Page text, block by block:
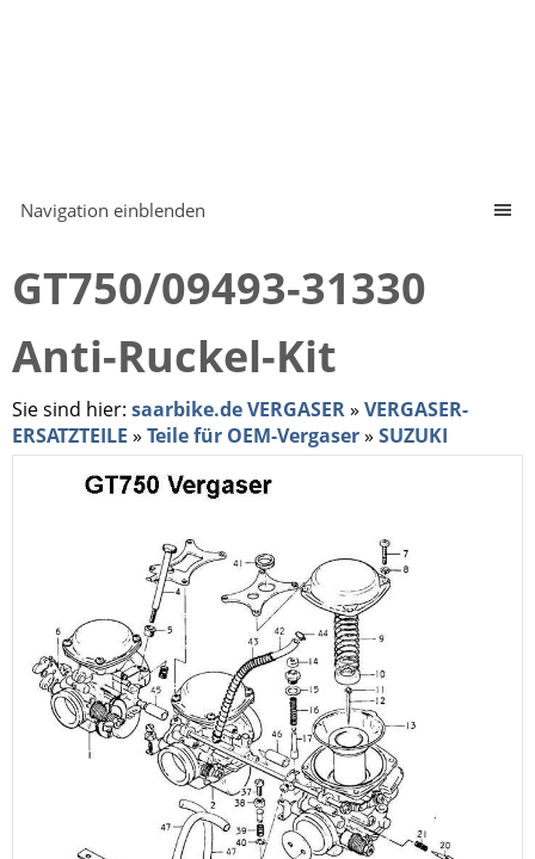
Navigation einblenden
GT750/09493-31330
Anti-Ruckel-Kit
Sie sind hier: saarbike.de VERGASER» VERGASER-
ERSATZTEILE » Teile für OEM-Vergaser» SUZUKI